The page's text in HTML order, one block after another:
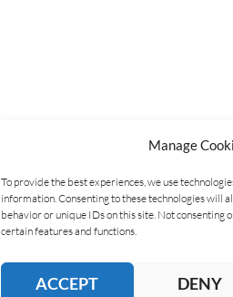
Manage
To provide the best experiences, we use
information. Consenting to these technologies will
behavior or unique IDs on this site. Not
certain features and functions.
ACCEPT DENY